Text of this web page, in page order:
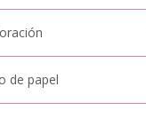
de papel